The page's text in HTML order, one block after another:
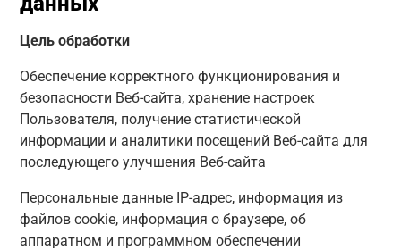
Цель обработки
Обеспечение корректного функционирования и
безопасности Веб-сайта, хранение настроек
Пользователя, получение статистической
информации и аналитики посещений Веб-сайта для
последующего улучшения Веб-сайта
Персональные данные IP-адрес, информация из
файлов cookie, информация о браузере, об
аппаратном и программном обеспечении